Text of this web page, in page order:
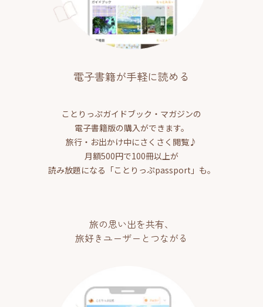
電子書籍が手軽に読める
ことりっぷガイドブック・マガジンの
電子書籍版の購入ができます。
旅行・お出かけ中にさくさく閲覧♪
月額500円で100冊以上が
読み放題になる「ことりっぷpassport」も。
旅の思い出を共有、
旅好きユーザーとつながる